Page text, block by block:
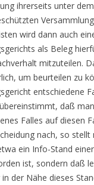
ihrerseits unter
wird dann auch
als Beleg
mitzuteilen.
um beurteilen zu
entschiedene
daß
Falles auf diesen
nach, so
ein Info-Stand
ist, sondern daß
der Nähe dieses